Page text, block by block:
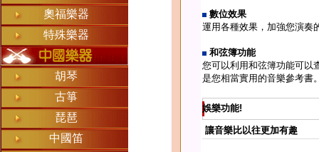
奧福樂器
特殊樂器
胡琴
古箏
琵琶
中國笛
數位效果
運用各種效果，加強您演奏
和弦簿功能
您可以利用和弦簿功能可以
是您相當實用的音樂參考書
娛樂功能!
讓音樂比以往更加有趣